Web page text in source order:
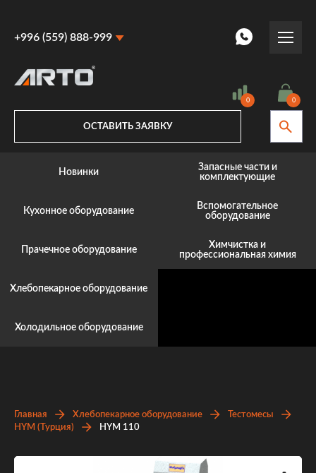
+996 (559) 888-999
+996 (559) 888-999
0 0
ОСТАВИТЬ ЗАЯВКУ
Новинки
Кухонное оборудование
Прачечное оборудование
Хлебопекарное оборудование
Холодильное оборудование
Запасные части и
комплектующие
Вспомогательное
оборудование
Химчистка и
профессиональная химия
Главная Хлебопекарное оборудование
Тестомесы
HYM (Турция)
НYM 110